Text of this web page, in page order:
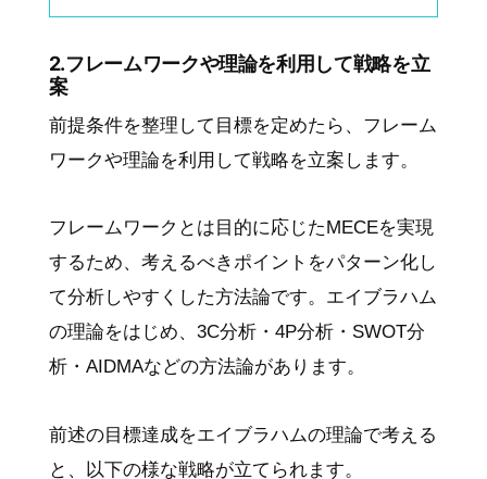
2.フレームワークや理論を利用して戦略を立
案
前提条件を整理して目標を定めたら、フレーム
ワークや理論を利用して戦略を立案します。
フレームワークとは目的に応じたMECEを実現
するため、考えるべきポイントをパターン化し
て分析しやすくした方法論です。エイブラハム
の理論をはじめ、3C分析・4P分析・SWOT分
析・AIDMAなどの方法論があります。
前述の目標達成をエイブラハムの理論で考える
と、以下の様な戦略が立てられます。